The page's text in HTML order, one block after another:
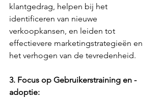
klantgedrag, helpen bij het
identificeren van nieuwe
verkoopkansen, en leiden tot
effectievere marketingstrategieën en
het verhogen van de tevredenheid.
3. Focus op Gebruikerstraining en -
adoptie: